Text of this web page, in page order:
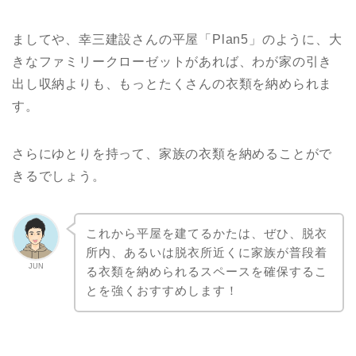
ましてや、幸三建設さんの平屋「Plan5」のように、大
きなファミリークローゼットがあれば、わが家の引き
出し収納よりも、もっとたくさんの衣類を納められま
す。
さらにゆとりを持って、家族の衣類を納めることがで
きるでしょう。
JUN
これから平屋を建てるかたは、ぜひ、脱衣
所内、あるいは脱衣所近くに家族が普段着
る衣類を納められるスペースを確保するこ
とを強くおすすめします！